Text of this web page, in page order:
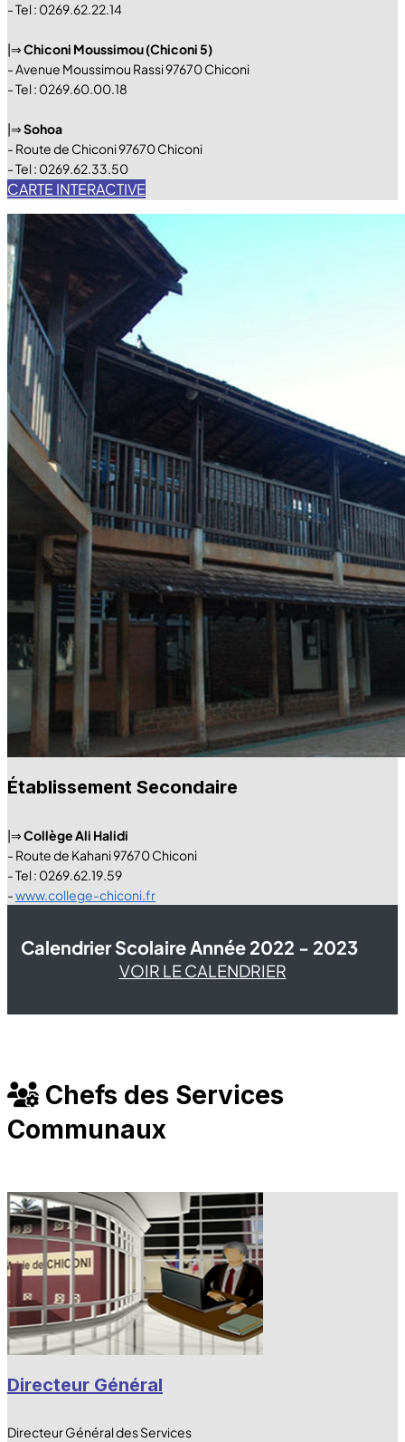
- Tel : 0269.62.22.14
|⇒Chiconi Moussimou (Chiconi 5)
- Avenue Moussimou Rassi 97670 Chiconi
- Tel : 0269.60.00.18
|⇒Sohoa
- Route de Chiconi 97670 Chiconi
- Tel : 0269.62.33.50
CARTE INTERACTIVE
Établissement Secondaire
|⇒Collège Ali Halidi
- Route de Kahani 97670 Chiconi
- Tel : 0269.62.19.59
-www.college-chiconi.fr
Calendrier Scolaire Année 2022 - 2023
VOIR LE CALENDRIER
Chefs des Services
Communaux
Directeur Général
Directeur Général des Services